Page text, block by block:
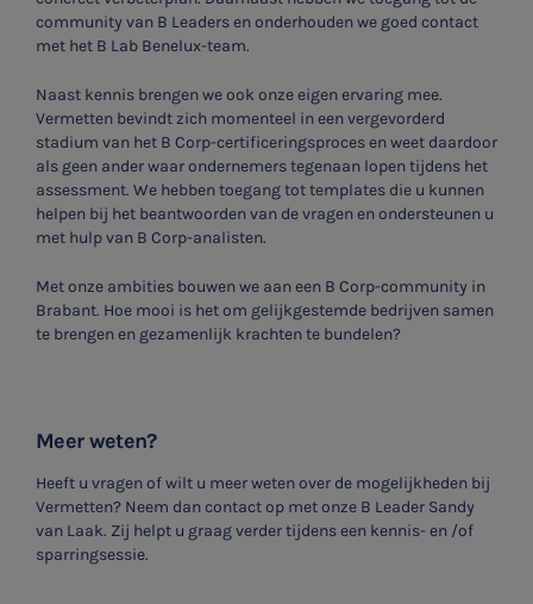
SNEL UW ANTWOORD VINDEN
Zonder gedoe
community van B Leaders en onderhouden we goed contact
met het B Lab Benelux-team.
Naast kennis brengen we ook onze eigen ervaring mee.
Vermetten bevindt zich momenteel in een vergevorderd
stadium van het B Corp-certificeringsproces en weet daardoor
als geen ander waar ondernemers tegenaan lopen tijdens het
assessment. We hebben toegang tot templates die u kunnen
helpen bij het beantwoorden van de vragen en ondersteunen u
met hulp van B Corp-analisten.
Met onze ambities bouwen we aan een B Corp-community in
Brabant. Hoe mooi is het om gelijkgestemde bedrijven samen
te brengen en gezamenlijk krachten te bundelen?
Meer weten?
Heeft u vragen of wilt u meer weten over de mogelijkheden bij
Vermetten? Neem dan contact op met onze B Leader Sandy
van Laak. Zij helpt u graag verder tijdens een kennis- en /of
sparringsessie.